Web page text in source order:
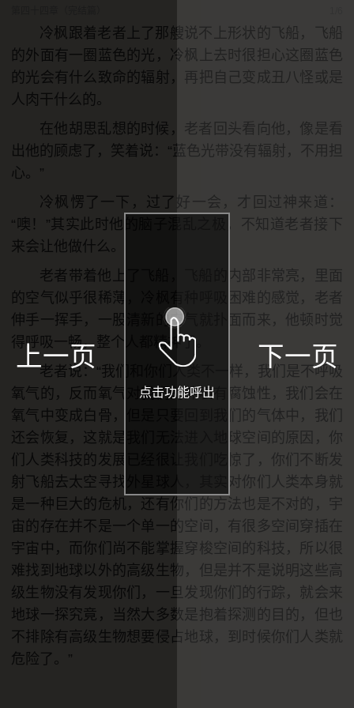
冷枫跟着老者上了那艘说不上形状的飞船，飞船
的外面有一圈蓝色的光，冷枫上去时很担心这圈蓝色
的光会有什么致命的辐射，再把自己变成丑八怪或是
人肉干什么的。
在他胡思乱想的时候，老者回头看向他，像是看
出他的顾虑了，笑着说：“蓝色光带没有辐射，不用担
心。”
冷枫愣了一下，过了好一会，才回过神来道：
“噢！”其实此时他的脑子混乱之极，不知道老者接下
来会让他做什么。
老者带着他上了飞船，飞船的内部非常亮，里面
的空气似乎很稀薄，冷枫有种呼吸困难的感觉，老者
伸手一挥手，一股清新的空气就扑面而来，他顿时觉
得呼吸一畅，整个人都精神了。
老者说：“我们和你们人类不一样，我们是不呼吸
氧气的，反而氧气对我们的外表有腐蚀性，我们会在
氧气中变成白骨，但是只要回到我们的气体中，我们
还会恢复，这就是我们无法进入地球空间的原因，你
们人类科技的发展已经很让我们吃惊了，你们不断发
射飞船去太空寻找外星球人，其实对你们人类本身就
是一种巨大的危机，还有你们的方法也是不对的，宇
宙的存在并不是一个单一的空间，有很多空间穿插在
宇宙中，而你们尚不能掌握穿梭空间的科技，所以很
难找到地球以外的高级生物，但是并不是说明这些高
级生物没有发现你们，一旦发现你们的行踪，就会来
地球一探究竟，当然大多数是抱着探测的目的，但也
不排除有高级生物想要侵占地球，到时候你们人类就
危险了。”
字体 A + A- 默认
模式 上下滑动 左右滑动
背景
点击功能呼出
上一页 下一页